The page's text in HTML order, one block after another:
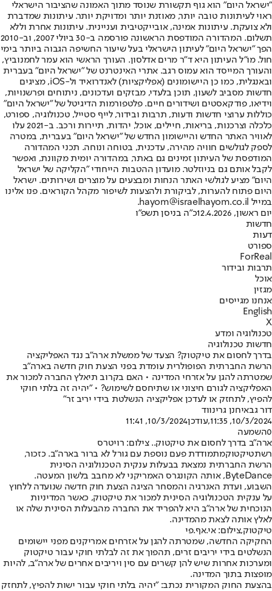
"ישראל היום" הוא גוף תקשורת שנוסד מתוך האמונה שהציבור הישראלי
ראוי לעיתונות טובה יותר, מאוזנת יותר ומדויקת יותר. עיתונות שמדברת
ולא צועקת. עיתונות אמינה, אובייקטיבית ועניינית. עיתונות אחרת וללא
תשלום. המהדורה המודפסת הראשונה פורסמה ב-30 ביולי 2007, וב-2010
הפך "ישראל היום" לעיתון הישראלי בעל שיעור החשיפה הגבוה ביותר בימי
חול. מו"ל העיתון היא ד"ר מרים אדלסון. העורך הראשי הוא עמר לחמנוביץ,
והעורך המייסד הוא עמוס רגב. אתרי האינטרנט של "ישראל היום" בעברית
ובאנגלית, כמו כן היישומונים (אפליקציות) לאנדרואיד ול-iOS, מציגים
חדשות מסביב לשעון, תוכן בלעדי, מבזקים ועדכונים, ניתוחים ופרשנויות,
וידיאו, פודקאסטים ושידורים חיים. פלטפורמות הדיגיטל של "ישראל היום"
כוללות ערוצי חדשות ודעות, תרבות ובידור, לייף סטייל, טכנולוגיה, ספורט,
כלכלה וצרכנות, בריאות, חיילים, אוכל, יהדות, תיירות ורכב. ב-2021 עלו
לאוויר האתר החדש והיישומון החדש של "ישראל היום" בעברית, במטרה
לספק לגולשים חוויה מהירה, עדכנית, בטוחה ונוחה. תכני המהדורה
המודפסת של העיתון זמינים גם באתר, במהדורה יומית מקוונת, ואפשר
לקבל אותם גם בניוזלטר. מועדון ההטבות הייחודי "הקליקה של ישראל
היום" מציע לגולשי האתר הנחות ומבצעים על מוצרים ושירותים. ישראל
היום פתוח להערות, לביקורת ולהצעות לשיפור מקהל הקוראים. פנו אלינו
במייל hayom@israelhayom.co.il.
יום ראשון, 12.4.2026
כ"ה בניסן תשפ"ו
חדשות
דעות
ספורט
ForReal
תרבות ובידור
אוכל
מגזין
אנחנו מגייסים
English
X
טכנולוגיה ומדע
חדשות טכנולוגיה
בדרך לחסום את טיקטוק? הצעד של ממשלת ארה"ב נגד האפליקציה
הרשת החברתית הפופולרית עומדת בפני הצעת חוק חדשה בארה"ב
שמטרתה להגן על אזרחי המדינה • האם בקרוב תיאלץ החברה למכור את
האפליקציה לגורם חיצוני או שתיחסם לשימוש? • "יהיה זה בלתי חוקי
להפיץ, לתחזק או לעדכן אפליקציה הנשלטת בידי יריב זר"
דור גבאיחנן גרינווד
10/3/2024, 11:35
,עודכן10/3/2024, 11:41
0השמעה
ארה"ב בדרך לחסום את טיקטוק.. צילום: רויטרס
רשתטיקטוקמתמודדת פעם נוספת עם גורל לא ברור בארה"ב. כזכור,
הרשת החברתית נמצאת בבעלות ענקית הטכנולוגיה הסינית
ByteDance, אותה הקונגרס האמריקני לא מחבב בלשון המעטה.
השבוע, ועדת האנרגיה והמסחר הציגה הצעת חוק חדשה שנועדה ללחוץ
על ענקית הטכנולוגיה הסינית למכור את טיקטוק, כאשר המדיניות
הנוכחית של ארה"ב היא להפריד את החברה מהבעלות הסינית שלה או
לאלץ אותה לצאת מהמדינה.
טיקטוק,צילום: אי.אף.פי
החקיקה החדשה, שמטרתה להגן על אזרחים אמריקנים מפני יישומים
הנשלטים בידי יריבים זרים, תהפוך את זה לבלתי חוקי עבור טיקטוק
ומערכות אחרות שיש להן קשרים עם סין ויריבים אחרים של ארה"ב, להיות
מופצות בתוך המדינה.
בהצעת החוק המקורית נכתב: "יהיה בלתי חוקי עבור ישות להפיץ, לתחזק